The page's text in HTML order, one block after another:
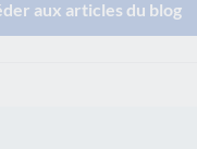
aux articles du blog